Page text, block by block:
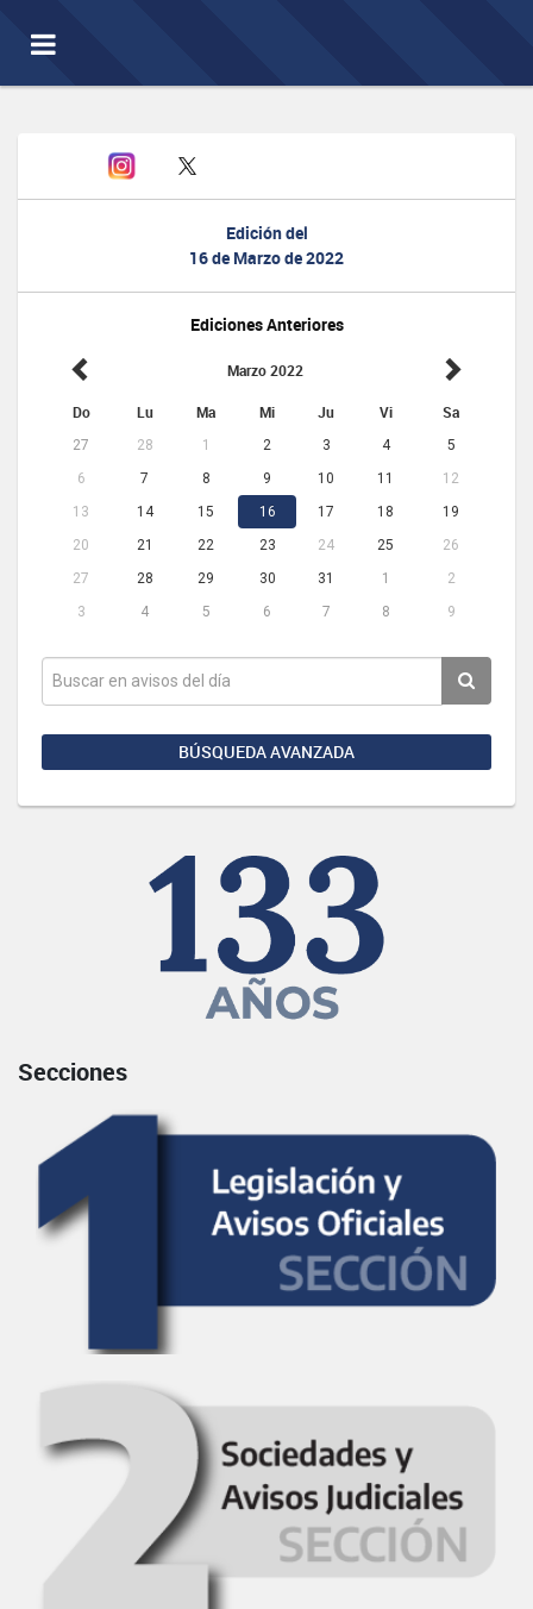
Toggle
navigation
Edición del
16 de Marzo de 2022
Ediciones Anteriores
Marzo 2022
Do Lu Ma Mi Ju Vi Sa
27 28 1 2 3 4
5
6
7 8 9 10 11
12
13
14 15 16 17 18
19
20
21 22 23 24 25
26
27
28 29 30 31 1
2
3
4 5 6 7 8 9
BÚSQUEDA AVANZADA
Secciones